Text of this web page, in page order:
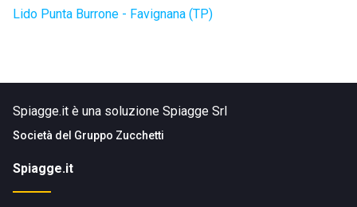
Lido Punta Burrone - Favignana (TP)
Spiagge.it è una soluzione Spiagge Srl
Società del Gruppo Zucchetti
Spiagge.it